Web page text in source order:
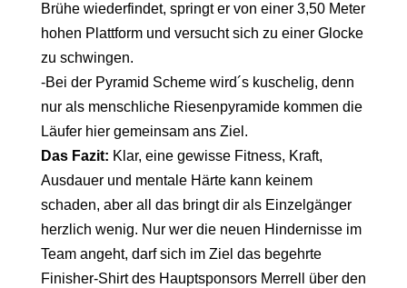
Brühe wiederfindet, springt er von einer 3,50 Meter
hohen Plattform und versucht sich zu einer Glocke
zu schwingen.
-Bei der Pyramid Scheme wird´s kuschelig, denn
nur als menschliche Riesenpyramide kommen die
Läufer hier gemeinsam ans Ziel.
Das Fazit: Klar, eine gewisse Fitness, Kraft,
Ausdauer und mentale Härte kann keinem
schaden, aber all das bringt dir als Einzelgänger
herzlich wenig. Nur wer die neuen Hindernisse im
Team angeht, darf sich im Ziel das begehrte
Finisher-Shirt des Hauptsponsors Merrell über den